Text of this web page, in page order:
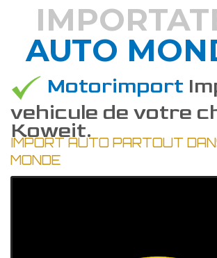
DÉCOUVREZ COMMENT
AUTO
Motorimport
vehicule de votre
Koweit.
IMPORT AUTO PARTOUT
MONDE